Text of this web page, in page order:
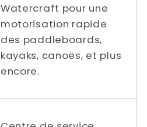
Watercraft pour une
motorisation rapide
des paddleboards,
kayaks, canoës, et plus
encore.